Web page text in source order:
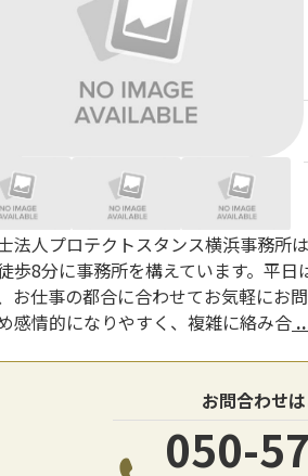
法人プロテクトスタンス横浜事務所
歩8分に事務所を構えています。平
お仕事の都合に合わせてお気軽にお
感情的になりやすく、複雑に絡み合
お問合わせ
050-